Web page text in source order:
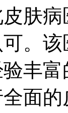
肤
。
丰
面